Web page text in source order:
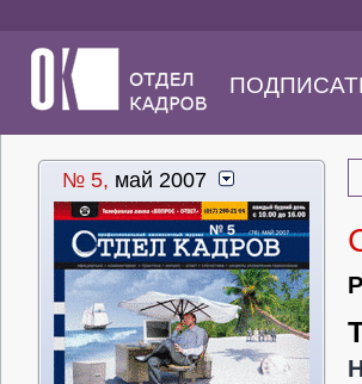
№ 5, май 2007